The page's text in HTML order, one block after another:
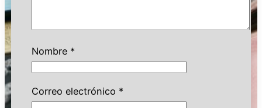
Nombre *
Correo electrónico *